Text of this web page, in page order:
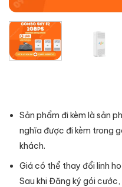
Sản phẩm đi kèm là sản
nghĩa được đi kèm trong
khách.
Giá có thể thay đổi linh
Sau khi Đăng ký gói